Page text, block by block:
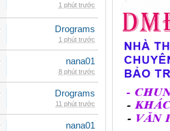
1 phút trước
Drograms
1 phút trước
nana01
8 phút trước
Drograms
11 phút trước
nana01